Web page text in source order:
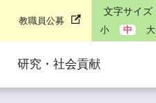
教職員公募
文字サイズ
小
中 大
研究・社会貢献